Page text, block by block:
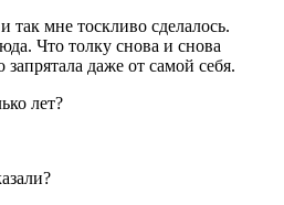
так мне тоскливо сделалось.
Что толку снова и снова
запрятала даже от самой себя.
лет?